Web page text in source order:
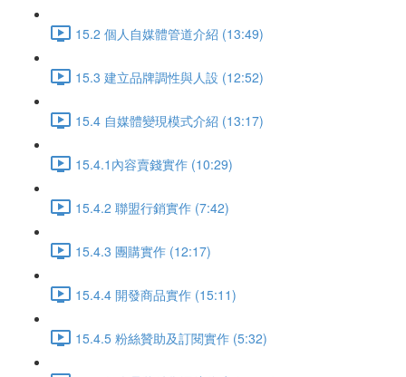
15.2 個人自媒體管道介紹 (13:49)
15.3 建立品牌調性與人設 (12:52)
15.4 自媒體變現模式介紹 (13:17)
15.4.1內容賣錢實作 (10:29)
15.4.2 聯盟行銷實作 (7:42)
15.4.3 團購實作 (12:17)
15.4.4 開發商品實作 (15:11)
15.4.5 粉絲贊助及訂閱實作 (5:32)